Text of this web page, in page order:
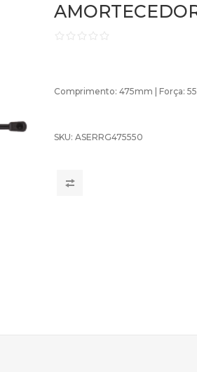
Comprimento: 475mm | Força:
SKU: ASERRG475550